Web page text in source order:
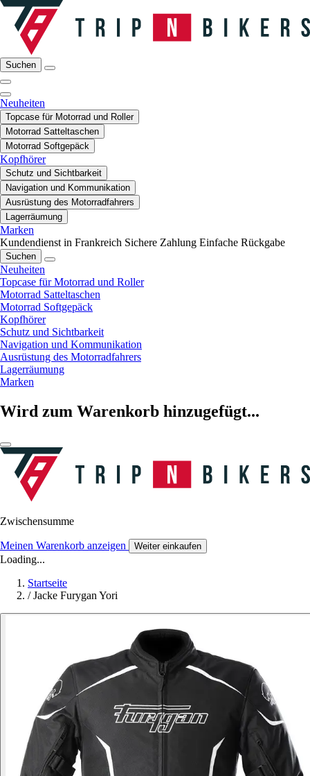
Suchen
Neuheiten
Topcase für Motorrad und Roller
Motorrad Satteltaschen
Motorrad Softgepäck
Kopfhörer
Schutz und Sichtbarkeit
Navigation und Kommunikation
Ausrüstung des Motorradfahrers
Lagerräumung
Marken
Kundendienst in Frankreich Sichere Zahlung Einfache Rückgabe
Suchen
Neuheiten
Topcase für Motorrad und Roller
Motorrad Satteltaschen
Motorrad Softgepäck
Kopfhörer
Schutz und Sichtbarkeit
Navigation und Kommunikation
Ausrüstung des Motorradfahrers
Lagerräumung
Marken
Wird zum Warenkorb hinzugefügt...
Zwischensumme
Meinen Warenkorb anzeigen Weiter einkaufen
Loading...
Startseite
/ Jacke Furygan Yori